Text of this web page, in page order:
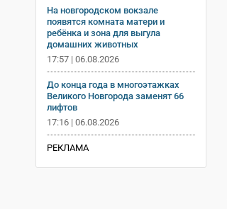
На новгородском вокзале
появятся комната матери и
ребёнка и зона для выгула
домашних животных
17:57 | 06.08.2026
До конца года в многоэтажках
Великого Новгорода заменят 66
лифтов
17:16 | 06.08.2026
РЕКЛАМА